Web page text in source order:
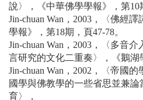
說〉，《中華佛學學報》，第10
Jin-chuan Wan，2003，〈佛經
學報》，第18期，頁47-78。
Jin-chuan Wan，2003，〈多音
言研究的文化二重奏〉，《鵝湖
Jin-chuan Wan，2002，〈帝國
國學與佛教學的一些省思並兼
育〉，